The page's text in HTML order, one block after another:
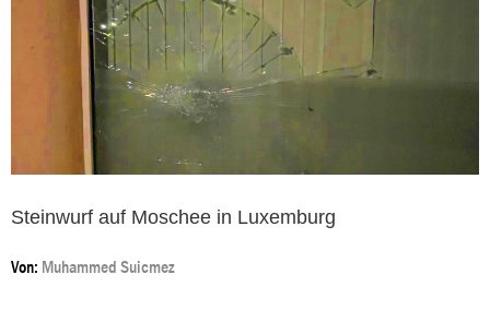
Steinwurf auf Moschee in Luxemburg
Von: Muhammed Suicmez